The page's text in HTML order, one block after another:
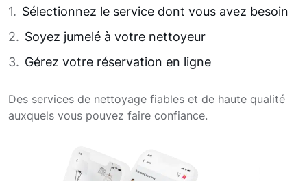
Sélectionnez le service dont vous avez besoin
Soyez jumelé à votre nettoyeur
Gérez votre réservation en ligne
Des services de nettoyage fiables et de haute qualité
auxquels vous pouvez faire confiance.